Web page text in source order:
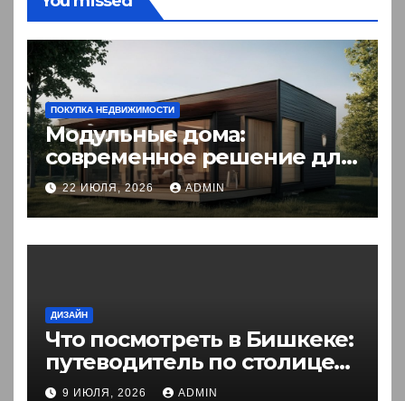
ПОКУПКА НЕДВИЖИМОСТИ
Модульные дома:
современное решение для
комфортного житья
22 ИЮЛЯ, 2026 ADMIN
ДИЗАЙН
Что посмотреть в Бишкеке:
путеводитель по столице
Кыргызстана
9 ИЮЛЯ, 2026 ADMIN